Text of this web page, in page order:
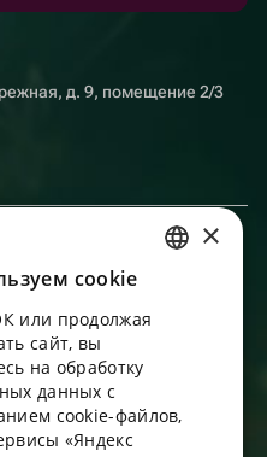
д. 9, помещение 2/3
в области информационных
по размещению
о реализации товаров.
, включенных в реестр
вычислительных машин и
ENGLISH
UKRAINIAN
PORTUGUESE
×
сookie
или продолжая
сайт, вы
на обработку
данных с
cookie-файлов,
«Яндекс